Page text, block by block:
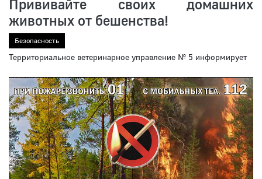
Прививайте своих домашних
животных от бешенства!
Безопасность
Территориальное ветеринарное управление № 5 информирует